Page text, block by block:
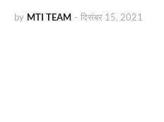
by MTI TEAM - दिसंबर 15, 2021